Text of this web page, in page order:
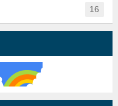
16